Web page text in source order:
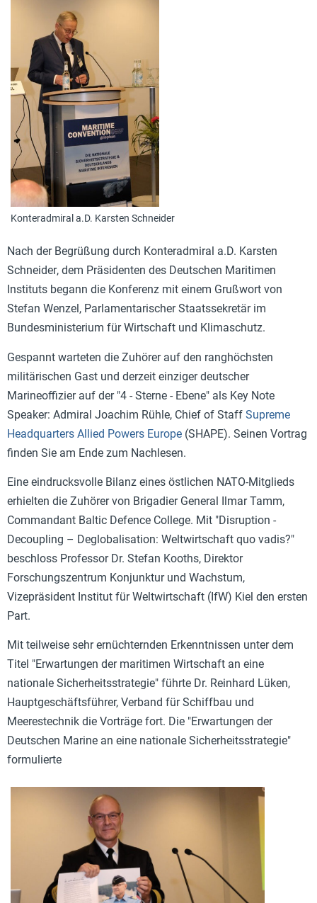
Konteradmiral a.D. Karsten Schneider
Nach der Begrüßung durch Konteradmiral a.D. Karsten
Schneider, dem Präsidenten des Deutschen Maritimen
Instituts begann die Konferenz mit einem Grußwort von
Stefan Wenzel, Parlamentarischer Staatssekretär im
Bundesministerium für Wirtschaft und Klimaschutz.
Gespannt warteten die Zuhörer auf den ranghöchsten
militärischen Gast und derzeit einziger deutscher
Marineoffizier auf der "4 - Sterne - Ebene" als Key Note
Speaker: Admiral Joachim Rühle, Chief of Staff Supreme
Headquarters Allied Powers Europe (SHAPE). Seinen Vortrag
finden Sie am Ende zum Nachlesen.
Eine eindrucksvolle Bilanz eines östlichen NATO-Mitglieds
erhielten die Zuhörer von Brigadier General Ilmar Tamm,
Commandant Baltic Defence College. Mit "Disruption -
Decoupling – Deglobalisation: Weltwirtschaft quo vadis?"
beschloss Professor Dr. Stefan Kooths, Direktor
Forschungszentrum Konjunktur und Wachstum,
Vizepräsident Institut für Weltwirtschaft (IfW) Kiel den ersten
Part.
Mit teilweise sehr ernüchternden Erkenntnissen unter dem
Titel "Erwartungen der maritimen Wirtschaft an eine
nationale Sicherheitsstrategie" führte Dr. Reinhard Lüken,
Hauptgeschäftsführer, Verband für Schiffbau und
Meerestechnik die Vorträge fort. Die "Erwartungen der
Deutschen Marine an eine nationale Sicherheitsstrategie"
formulierte